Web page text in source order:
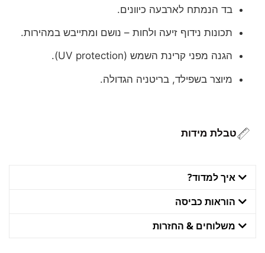
בד הנמתח לארבעה כיוונים.
תכונות נידוף זיעה ולחות – נושם ומתייבש במהירות.
הגנה מפני קרינת השמש (UV protection).
מיוצר בשפילד, בריטניה הגדולה.
טבלת מידות
איך למדוד?
הוראות כביסה
משלוחים & החזרות